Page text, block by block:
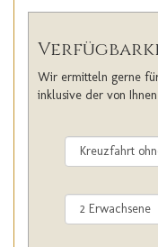
Wir ermitteln gerne
inklusive der von